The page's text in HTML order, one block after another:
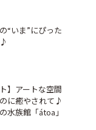
“いま”にぴった
】アートな空間
に癒やされて♪
水族館「átoa」